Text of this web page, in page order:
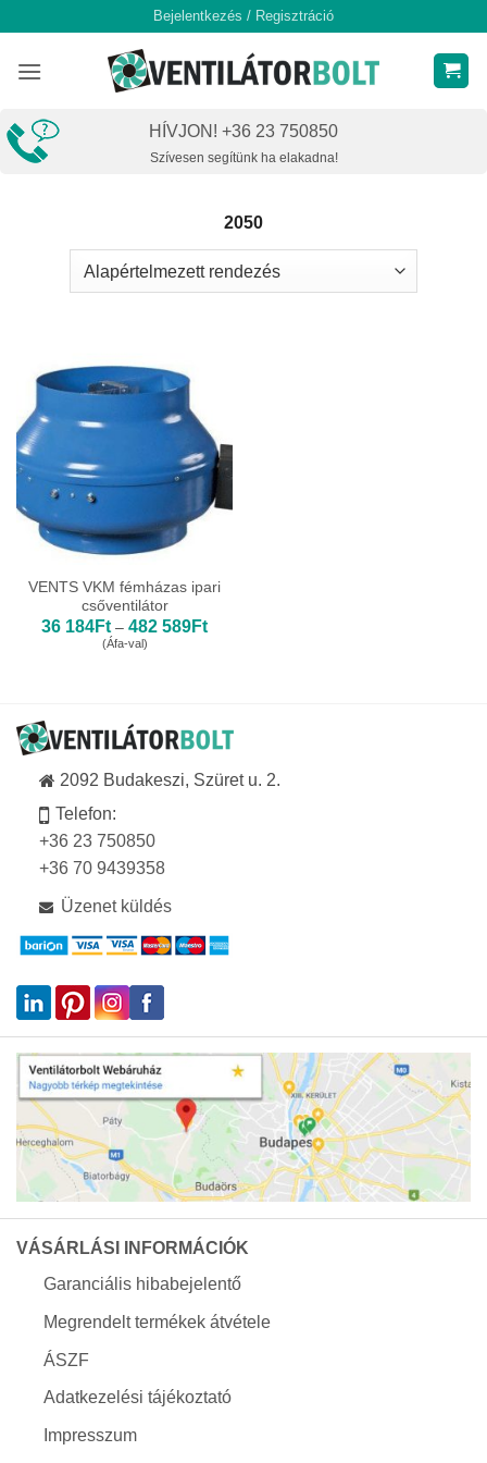
content
Bejelentkezés / Regisztráció
HÍVJON! +36 23 750850
Szívesen segítünk ha elakadna!
2050
VENTS VKM fémházas ipari
csőventilátor
36 184Ft – 482 589FtÁrtartomány:
(Áfa-val)
2092 Budakeszi, Szüret u. 2.
Telefon:
+36 23 750850
+36 70 9439358
Üzenet küldés
VÁSÁRLÁSI INFORMÁCIÓK
Garanciális hibabejelentő
Megrendelt termékek átvétele
ÁSZF
Adatkezelési tájékoztató
Impresszum